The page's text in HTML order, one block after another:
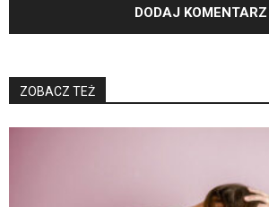
ZOBACZ TEŻ